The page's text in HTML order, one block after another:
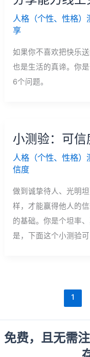
人格（个性、性格）
享
如果你不喜欢把快乐
也是生活的真谛。你
6个问题。
小测验：可信
人格（个性、性格）
信度
做到诚挚待人、光明
样，才能赢得他人的
的基础。你是个坦率
是，下面这个小测验
1
免费，且无需